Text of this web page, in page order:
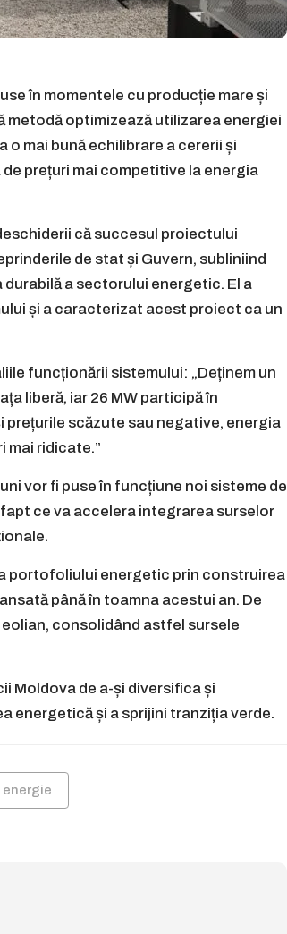
în momentele cu producție mare și
metodă optimizează utilizarea energiei
mai bună echilibrare a cererii și
prețuri mai competitive la energia
că succesul proiectului
de stat și Guvern, subliniind
a sectorului energetic. El a
și a caracterizat acest proiect ca un
funcționării sistemului: „Deținem un
liberă, iar 26 MW participă în
prețurile scăzute sau negative, energia
mai ridicate.”
vor fi puse în funcțiune noi sisteme de
ce va accelera integrarea surselor
portofoliului energetic prin construirea
până în toamna acestui an. De
consolidând astfel sursele
Moldova de a-și diversifica și
energetică și a sprijini tranziția verde.